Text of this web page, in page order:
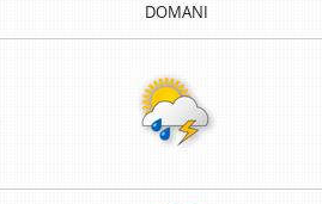
DOMANI